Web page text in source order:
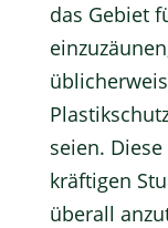
das Gebiet
seien.
kräftigen
überall